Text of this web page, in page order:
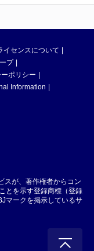
イセンスについて
プ
ポリシー
Information
スが、著作権者からコン
とを示す登録商標（登録
マークを掲示しているサ